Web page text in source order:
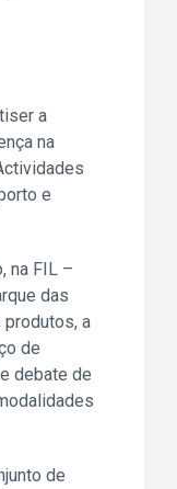
a
na
e
na FIL –
das
produtos, a
de
debate de
de